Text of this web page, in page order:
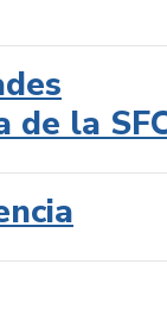
de la